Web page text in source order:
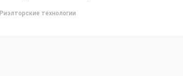
Риэлторские технологии